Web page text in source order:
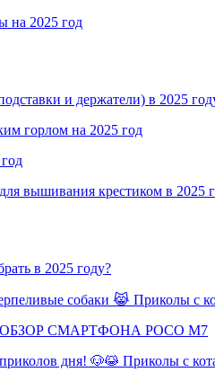
на 2025 год
и держатели) в 2025
горлом на 2025 год
вышивания крестиком в 2025
в 2025 году?
собаки 😹 Приколы с
СМАРТФОНА POCO M7
дня! 🐶😹 Приколы с